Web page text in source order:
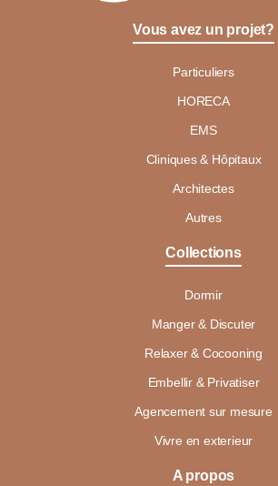
Vous avez un projet?
Particuliers
HORECA
EMS
Cliniques & Hôpitaux
Architectes
Autres
Collections
Dormir
Manger & Discuter
Relaxer & Cocooning
Embellir & Privatiser
Agencement sur mesure
Vivre en exterieur
A propos